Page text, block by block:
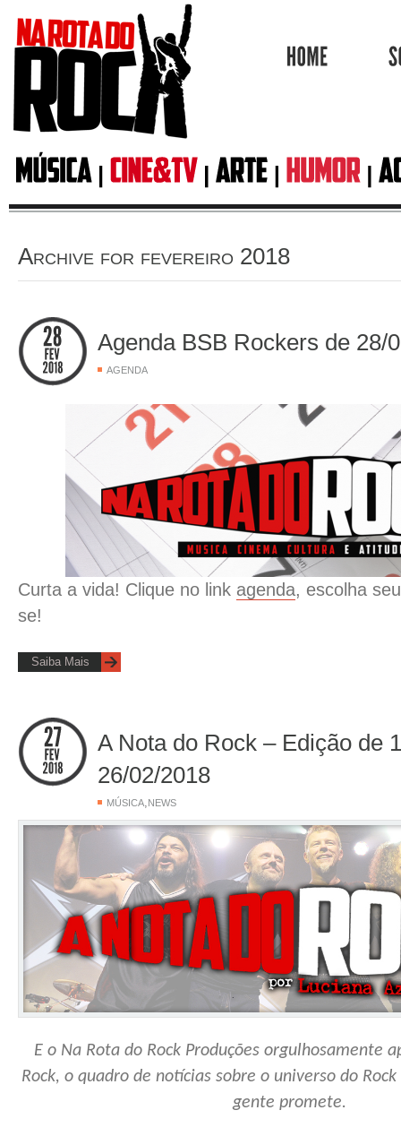
Archive for fevereiro 2018
Agenda BSB Rockers de 28/
AGENDA
Curta a vida! Clique no link agenda, escolha
se!
Saiba Mais
A Nota do Rock – Edição de
26/02/2018
MÚSICA NEWS
E o Na Rota do Rock Produções orgulhosamente
Rock, o quadro de notícias sobre o universo do
gente promete.